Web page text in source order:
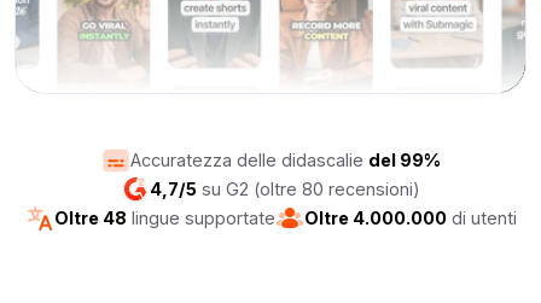
Accuratezza delle didascalie del 99%
4,7/5 su G2 (oltre 80 recensioni)
Oltre 48 lingue supportate Oltre 4.000.000di utenti